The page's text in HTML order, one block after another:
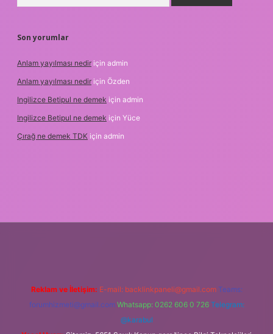
Son yorumlar
Anlam yayılması nedir için admin
Anlam yayılması nedir için Özden
Ingilizce Betipul ne demek için admin
Ingilizce Betipul ne demek için Yüce
Çırağ ne demek TDK için admin
Reklam ve İletişim: E-mail: backlinkpaneli@gmail.com Teams:
forumhizmeti@gmail.com Whatsapp: 0262 606 0 726 Telegram:
@karabul